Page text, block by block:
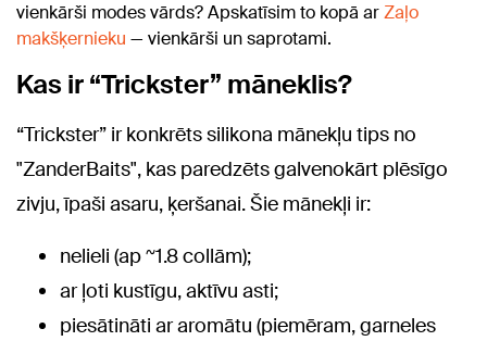
vienkārši modes vārds? Apskatīsim to kopā arZaļo
makšķernieku — vienkārši un saprotami.
Kas ir “Trickster” māneklis?
“Trickster” ir konkrēts silikona mānekļu tips no
"ZanderBaits", kas paredzēts galvenokārt plēsīgo
zivju, īpaši asaru, ķeršanai. Šie mānekļi ir:
nelieli (ap ~1.8 collām);
ar ļoti kustīgu, aktīvu asti;
piesātināti ar aromātu (piemēram, garneles